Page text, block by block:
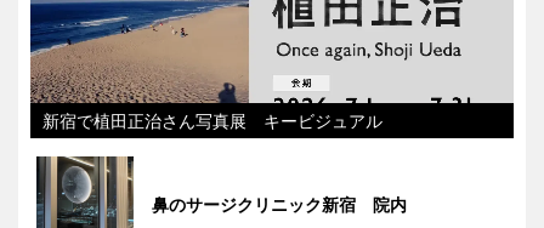
新宿で植田正治さん写真展 キービジュアル
鼻のサージクリニック新宿 院内